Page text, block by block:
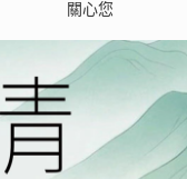
關心您